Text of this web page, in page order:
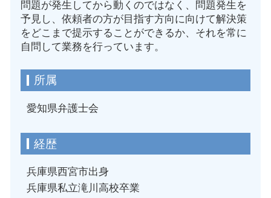
問題が発生してから動くのではなく、問題発生を
予見し、依頼者の方が目指す方向に向けて解決策
をどこまで提示することができるか、それを常に
自問して業務を行っています。
所属
愛知県弁護士会
経歴
兵庫県西宮市出身
兵庫県私立滝川高校卒業